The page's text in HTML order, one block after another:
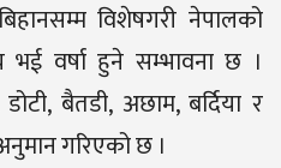
विशेषगरी नेपालको
भई वर्षा हुने सम्भावना छ ।
बैतडी, अछाम, बर्दिया र
गरिएको छ ।